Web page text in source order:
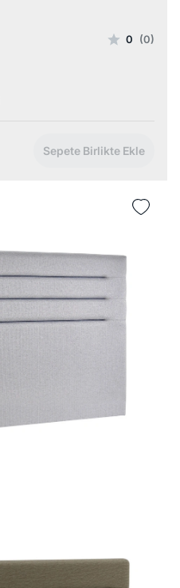
0 (0)
Sepete Birlikte Ekle